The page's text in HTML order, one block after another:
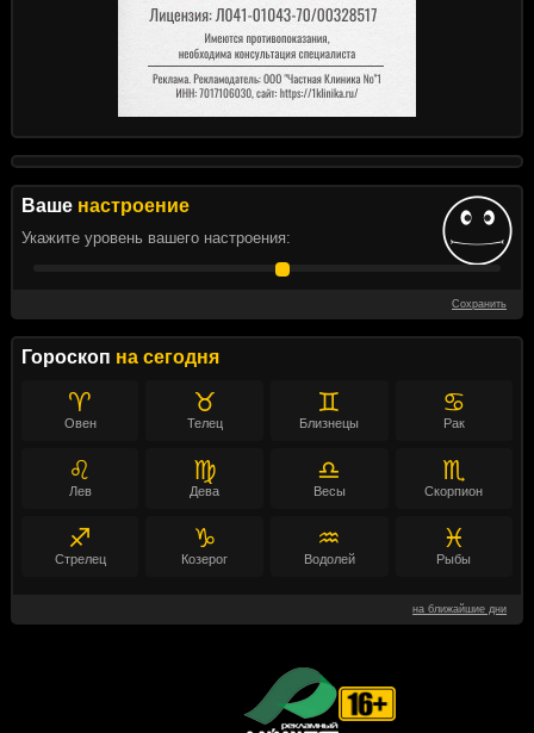
Ваше настроение
Укажите уровень вашего настроения:
Сохранить
Гороскоп на сегодня
♈
Овен
♉
Телец
♊
Близнецы
♋
Рак
♌
Лев
♍
Дева
♎
Весы
♏
Скорпион
♐
Стрелец
♑
Козерог
♒
Водолей
♓
Рыбы
на ближайшие дни